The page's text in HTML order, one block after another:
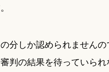
分しか認められません
判の結果を待っていら